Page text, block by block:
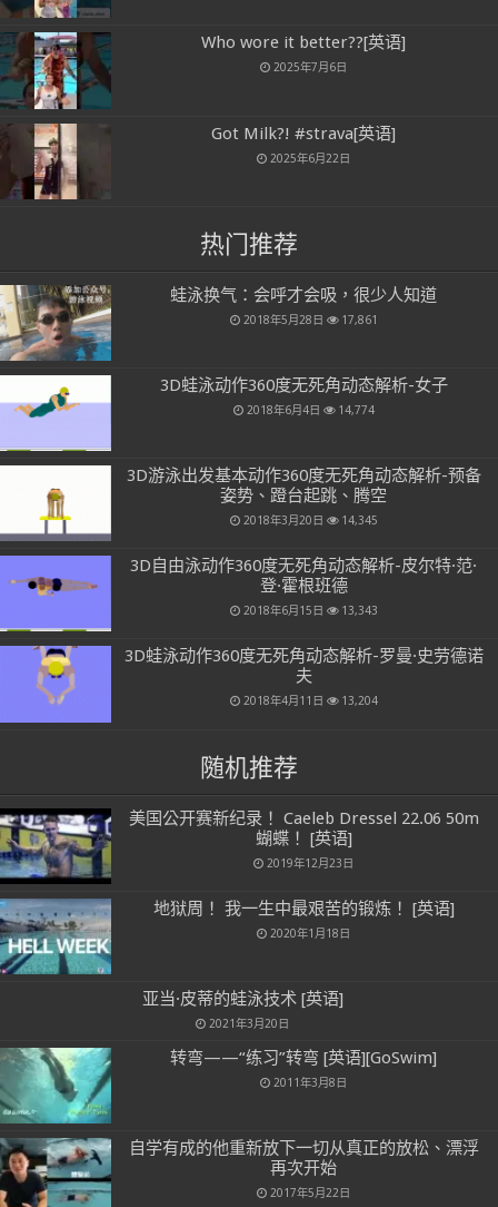
Who wore it better??[英语]
2025年7月6日
Got Milk?! #strava[英语]
2025年6月22日
热门推荐
蛙泳换气：会呼才会吸，很少人知道
2018年5月28日 17,861
3D蛙泳动作360度无死角动态解析-女子
2018年6月4日 14,774
3D游泳出发基本动作360度无死角动态解析-预备
姿势、蹬台起跳、腾空
2018年3月20日 14,345
3D自由泳动作360度无死角动态解析-皮尔特·范·
登·霍根班德
2018年6月15日 13,343
3D蛙泳动作360度无死角动态解析-罗曼·史劳德诺
夫
2018年4月11日 13,204
随机推荐
美国公开赛新纪录！ Caeleb Dressel 22.06 50m
蝴蝶！ [英语]
2019年12月23日
地狱周！ 我一生中最艰苦的锻炼！ [英语]
2020年1月18日
亚当·皮蒂的蛙泳技术 [英语]
2021年3月20日
转弯——“练习”转弯 [英语][GoSwim]
2011年3月8日
自学有成的他重新放下一切从真正的放松、漂浮
再次开始
2017年5月22日